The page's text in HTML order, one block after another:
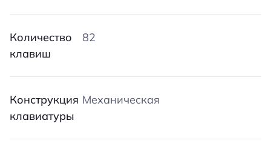
Количество
клавиш
82
Конструкция
клавиатуры
Механическая